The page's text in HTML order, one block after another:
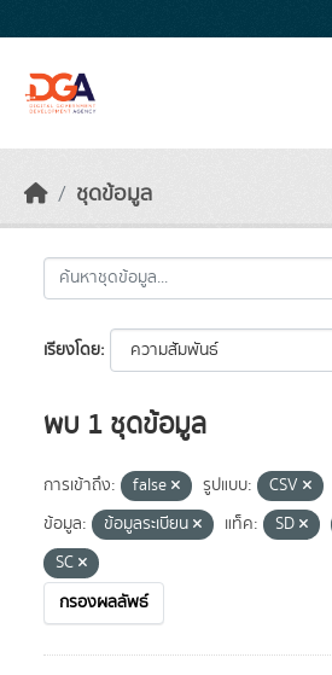
ชุดข้อมูล
เรียงโดย
พบ 1 ชุดข้อมูล
การเข้าถึง: false รูปแบบ: CSV
ข้อมูล:
ข้อมูลระเบียน แท็ค: SD
SC
กรองผลลัพธ์